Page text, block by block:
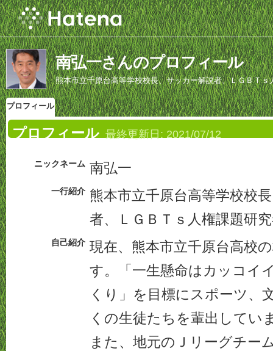
南弘一さんのプロフィール
熊本市立千原台高等学校校長、サッカー解説者、ＬＧＢＴｓ
プロフィール
プロフィール 最終更新日: 2021/07/12
ニックネーム 南弘一
一行紹介 熊本市立千原台高等学校校
者、ＬＧＢＴｓ人権課題研
自己紹介 現在、熊本市立千原台高校
す。「一生懸命はカッコイ
くり」を目標にスポーツ、
くの生徒たちを輩出してい
また、地元のＪリーグチー